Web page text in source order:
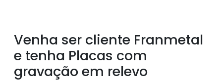
Venha ser cliente Franmetal
e tenha Placas com
gravação em relevo